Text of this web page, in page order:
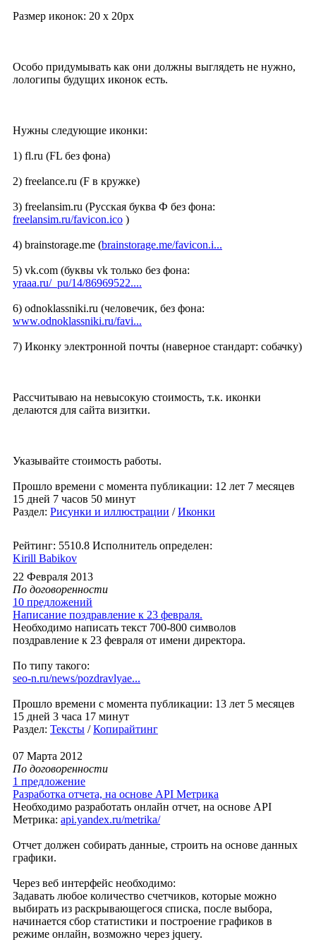
Размер иконок: 20 х 20px
Особо придумывать как они должны выглядеть не нужно,
лологипы будущих иконок есть.
Нужны следующие иконки:
1) fl.ru (FL без фона)
2) freelance.ru (F в кружке)
3) freelansim.ru (Русская буква Ф без фона:
freelansim.ru/favicon.ico )
4) brainstorage.me (brainstorage.me/favicon.i...
5) vk.com (буквы vk только без фона:
yraaa.ru/_pu/14/86969522....
6) odnoklassniki.ru (человечик, без фона:
www.odnoklassniki.ru/favi...
7) Иконку электронной почты (наверное стандарт: собачку)
Рассчитываю на невысокую стоимость, т.к. иконки
делаются для сайта визитки.
Указывайте стоимость работы.
Прошло времени с момента публикации: 12 лет 7 месяцев
15 дней 7 часов 50 минут
Раздел: Рисунки и иллюстрации /Иконки
Рейтинг: 5510.8 Исполнитель определен:
Kirill Babikov
22 Февраля 2013
По договоренности
10 предложений
Написание поздравление к 23 февраля.
Необходимо написать текст 700-800 символов
поздравление к 23 февраля от имени директора.
По типу такого:
seo-n.ru/news/pozdravlyae...
Прошло времени с момента публикации: 13 лет 5 месяцев
15 дней 3 часа 17 минут
Раздел: Тексты /Копирайтинг
07 Марта 2012
По договоренности
1 предложение
Разработка отчета, на основе API Метрика
Необходимо разработать онлайн отчет, на основе API
Метрика: api.yandex.ru/metrika/
Отчет должен собирать данные, строить на основе данных
графики.
Через веб интерфейс необходимо:
Задавать любое количество счетчиков, которые можно
выбирать из раскрывающегося списка, после выбора,
начинается сбор статистики и построение графиков в
режиме онлайн, возможно через jquery.